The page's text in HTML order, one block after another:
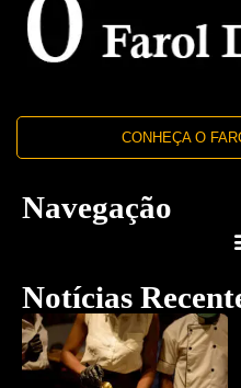
CONHEÇA O
Navegação
Notícias